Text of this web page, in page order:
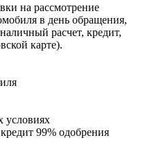
на рассмотрение
в день обращения,
расчет, кредит,
карте).
условиях
99% одобрения